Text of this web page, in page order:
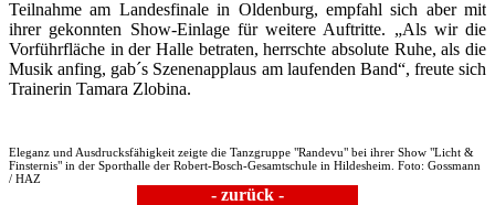
Teilnahme am Landesfinale in Oldenburg, empfahl sich aber mit
ihrer gekonnten Show-Einlage für weitere Auftritte. „Als wir die
Vorführfläche in der Halle betraten, herrschte absolute Ruhe, als die
Musik anfing, gab´s Szenenapplaus am laufenden Band“, freute sich
Trainerin Tamara Zlobina.
Eleganz und Ausdrucksfähigkeit zeigte die Tanzgruppe "Randevu" bei ihrer Show "Licht &
Finsternis" in der Sporthalle der Robert-Bosch-Gesamtschule in Hildesheim. Foto: Gossmann
/ HAZ
- zurück -